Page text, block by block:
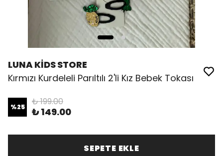
LUNA KİDS STORE
Kırmızı Kurdeleli Parıltılı 2'li Kız Bebek Tokası
%25 ₺ 199.00
₺ 149.00
SEPETE EKLE